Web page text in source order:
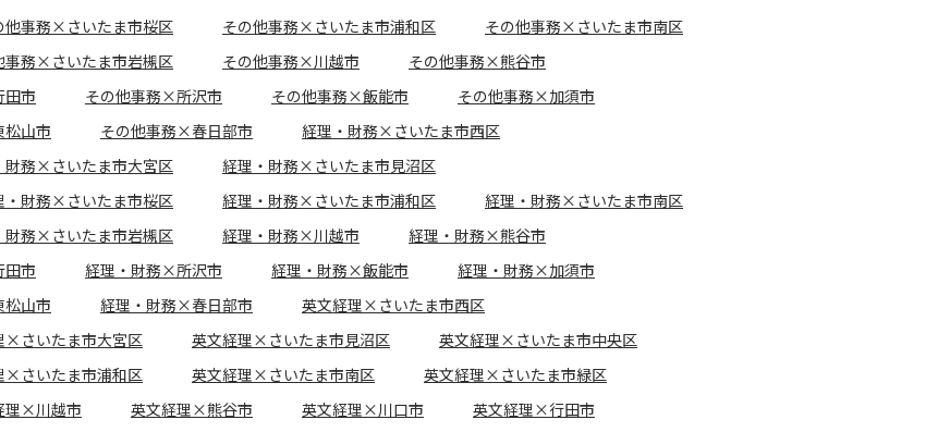
他事務×さいたま市桜区 その他事務×さいたま市浦和区
その他事務×さいたま市南区
事務×さいたま市岩槻区 その他事務×川越市
その他事務×熊谷市
市 その他事務×所沢市 その他事務×飯能市
その他事務×加須市
山市 その他事務×春日部市
経理・財務×さいたま市西区
財務×さいたま市大宮区
経理・財務×さいたま市見沼区
・財務×さいたま市桜区 経理・財務×さいたま市浦和区
経理・財務×さいたま市南区
財務×さいたま市岩槻区 経理・財務×川越市
経理・財務×熊谷市
市 経理・財務×所沢市 経理・財務×飯能市
経理・財務×加須市
山市 経理・財務×春日部市
英文経理×さいたま市西区
×さいたま市大宮区 英文経理×さいたま市見沼区
英文経理×さいたま市中央区
×さいたま市浦和区 英文経理×さいたま市南区
英文経理×さいたま市緑区
理×川越市 英文経理×熊谷市 英文経理×川口市
英文経理×行田市